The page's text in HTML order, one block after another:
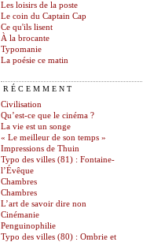
Les loisirs de la poste
Le coin du Captain Cap
Ce qu'ils lisent
À la brocante
Typomanie
La poésie ce matin
RÉCEMMENT
Civilisation
Qu’est-ce que le cinéma ?
La vie est un songe
« Le meilleur de son temps »
Impressions de Thuin
Typo des villes (81) : Fontaine-
l’Évêque
Chambres
Chambres
L’art de savoir dire non
Cinémanie
Penguinophilie
Typo des villes (80) : Ombrie et